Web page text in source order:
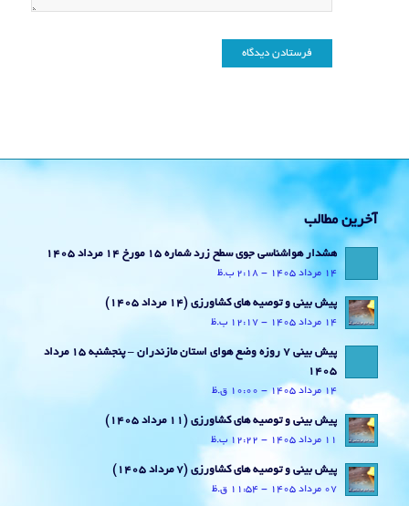
آخرین مطالب
هشدار هواشناسی جوی سطح زرد شماره 15 مورخ 14 مرداد 1405
14 مرداد 1405 - 2:18 ب.ظ
پیش بینی و توصیه های کشاورزی (14 مرداد ۱۴۰۵)
14 مرداد 1405 - 12:17 ب.ظ
پیش بینی 7 روزه وضع هوای استان مازندران – پنجشنبه 15 مرداد
1405
14 مرداد 1405 - 10:00 ق.ظ
پیش بینی و توصیه های کشاورزی (11 مرداد ۱۴۰۵)
11 مرداد 1405 - 12:22 ب.ظ
پیش بینی و توصیه های کشاورزی (7 مرداد ۱۴۰۵)
07 مرداد 1405 - 11:54 ق.ظ